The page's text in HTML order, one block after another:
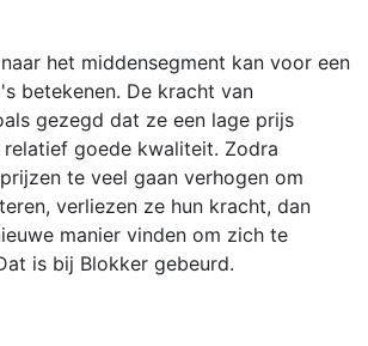
het middensegment kan voor een
betekenen. De kracht van
gezegd dat ze een lage prijs
goede kwaliteit. Zodra
te veel gaan verhogen om
verliezen ze hun kracht, dan
manier vinden om zich te
is bij Blokker gebeurd.